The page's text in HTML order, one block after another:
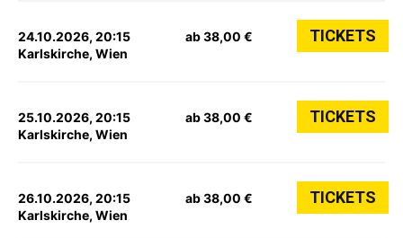
24.10.2026, 20:15
Karlskirche, Wien
ab 38,00 € TICKETS
25.10.2026, 20:15
Karlskirche, Wien
ab 38,00 € TICKETS
26.10.2026, 20:15
Karlskirche, Wien
ab 38,00 € TICKETS